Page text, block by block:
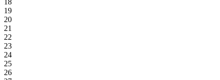
19
20
21
22
23
24
25
26